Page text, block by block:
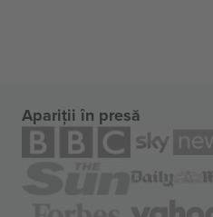
Apariții în presă